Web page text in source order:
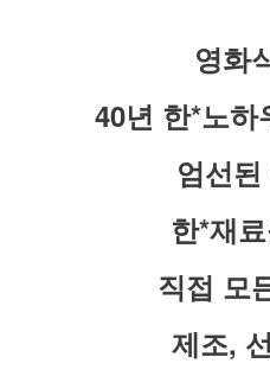
영화
40년 한*노하
엄선
한*재
직접 모
제조,